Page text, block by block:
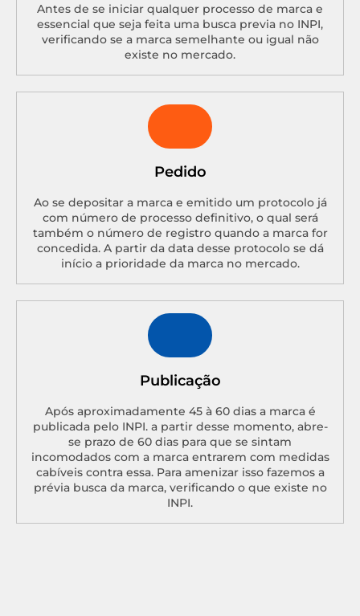
Antes de se iniciar qualquer processo de marca e
essencial que seja feita uma busca previa no INPI,
verificando se a marca semelhante ou igual não
existe no mercado.
Pedido
Ao se depositar a marca e emitido um protocolo já
com número de processo definitivo, o qual será
também o número de registro quando a marca for
concedida. A partir da data desse protocolo se dá
início a prioridade da marca no mercado.
Publicação
Após aproximadamente 45 à 60 dias a marca é
publicada pelo INPI. a partir desse momento, abre-
se prazo de 60 dias para que se sintam
incomodados com a marca entrarem com medidas
cabíveis contra essa. Para amenizar isso fazemos a
prévia busca da marca, verificando o que existe no
INPI.